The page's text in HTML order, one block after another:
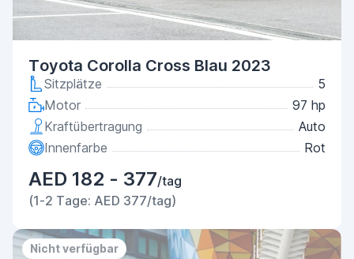
Toyota Corolla Cross Blau 2023
Sitzplätze
5
Motor
97 hp
Kraftübertragung
Auto
Innenfarbe
Rot
AED 182 - 377/tag
(1-2 Tage: AED 377/tag)
Nicht verfügbar